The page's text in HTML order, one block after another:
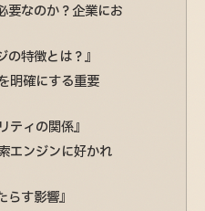
要なのか？企業にお
の特徴とは？』
明確にする重要
ティの関係』
エンジンに好かれ
らす影響』